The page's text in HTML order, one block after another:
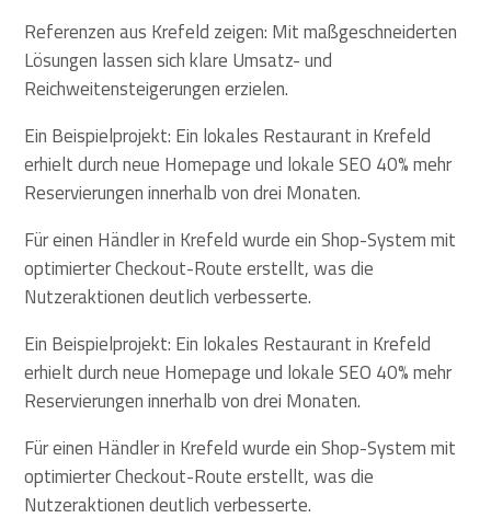
Referenzen aus Krefeld zeigen: Mit maßgeschneiderten
Lösungen lassen sich klare Umsatz- und
Reichweitensteigerungen erzielen.
Ein Beispielprojekt: Ein lokales Restaurant in Krefeld
erhielt durch neue Homepage und lokale SEO 40% mehr
Reservierungen innerhalb von drei Monaten.
Für einen Händler in Krefeld wurde ein Shop-System mit
optimierter Checkout-Route erstellt, was die
Nutzeraktionen deutlich verbesserte.
Ein Beispielprojekt: Ein lokales Restaurant in Krefeld
erhielt durch neue Homepage und lokale SEO 40% mehr
Reservierungen innerhalb von drei Monaten.
Für einen Händler in Krefeld wurde ein Shop-System mit
optimierter Checkout-Route erstellt, was die
Nutzeraktionen deutlich verbesserte.